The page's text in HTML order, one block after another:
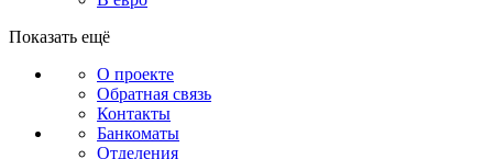
Показать ещё
О проекте
Обратная связь
Контакты
Банкоматы
Отделения